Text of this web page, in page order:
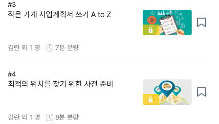
#3
작은 가게 사업계획서 쓰기 A to Z
김란 외 1 명 7분 분량
#4
최적의 위치를 찾기 위한 사전 준비
김란 외 1 명 8분 분량